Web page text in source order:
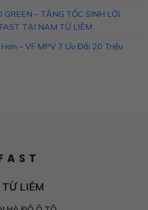
– TĂNG TỐC SINH LỜI
TẠI NAM TỪ LIÊM
– VF MPV 7 Ưu Đãi 20 Triệu
LIÊM